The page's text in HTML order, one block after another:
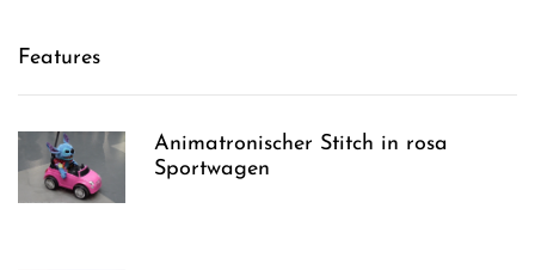
Features
Animatronischer Stitch in rosa
Sportwagen